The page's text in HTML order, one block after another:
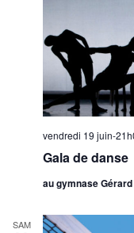
Gala de danse
vendredi 19 juin-
au gymnase
SAM